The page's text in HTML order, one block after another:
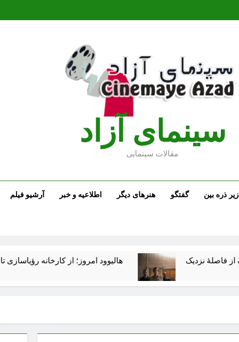
سينماى آزاد
مقالات سينمايى
زیر ذره بین گفتگو هنرهای دیگر اطلاعیه و خبر آرشیو فیلم
هالیوود امروز؛ از کارخانه رؤیاسازی تا